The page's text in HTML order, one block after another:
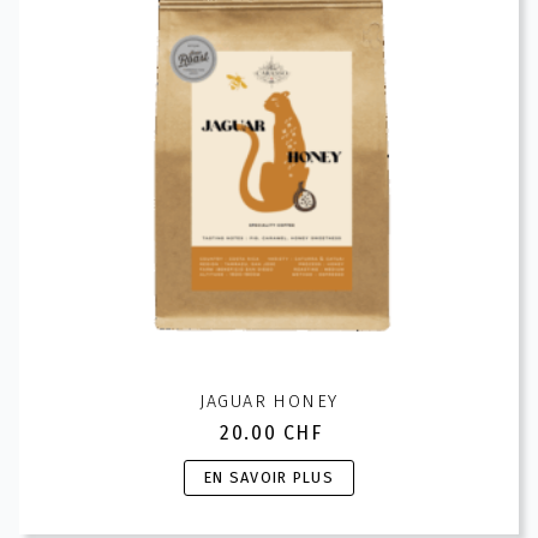
être
choisies
sur
page
du
produit
JAGUAR HONEY
20.00 CHF
EN SAVOIR PLUS
Ce
produit